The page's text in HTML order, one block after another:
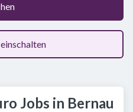
Jobs in Bernau